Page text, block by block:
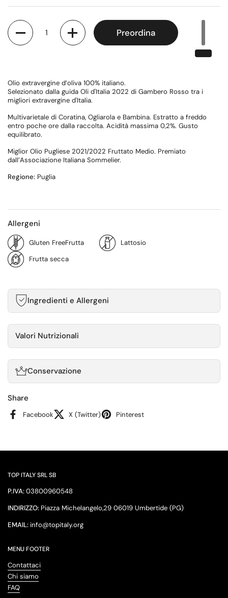
Quantità
Preordina
Olio extravergine d’oliva 100% italiano.
Selezionato dalla guida Oli d'Italia 2022 di Gambero Rosso tra i
migliori extravergine d'Italia.
Multivarietale di Coratina, Ogliarola e Bambina. Estratto a freddo
entro poche ore dalla raccolta. Acidità massima 0,2%. Gusto
equilibrato.
Miglior Olio Pugliese 2021/2022 Fruttato Medio. Premiato
dall’Associazione Italiana Sommelier.
Regione: Puglia
Allergeni
Gluten FreeFrutta
Lattosio
Frutta secca
Ingredienti e Allergeni
Valori Nutrizionali
Conservazione
Share
Facebook X (Twitter) Pinterest
TOP ITALY SRL SB
P.IVA:03800960548
INDIRIZZO: Piazza Michelangelo,29 06019 Umbertide (PG)
EMAIL: info@topitaly.org
MENU FOOTER
Contattaci
Chi siamo
FAQ